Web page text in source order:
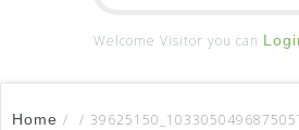
Welcome Visitor you can
Home / /